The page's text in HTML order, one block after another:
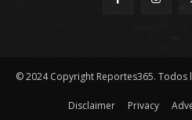
© 2024 Copyright Reportes365. Todos
Disclaimer Privacy